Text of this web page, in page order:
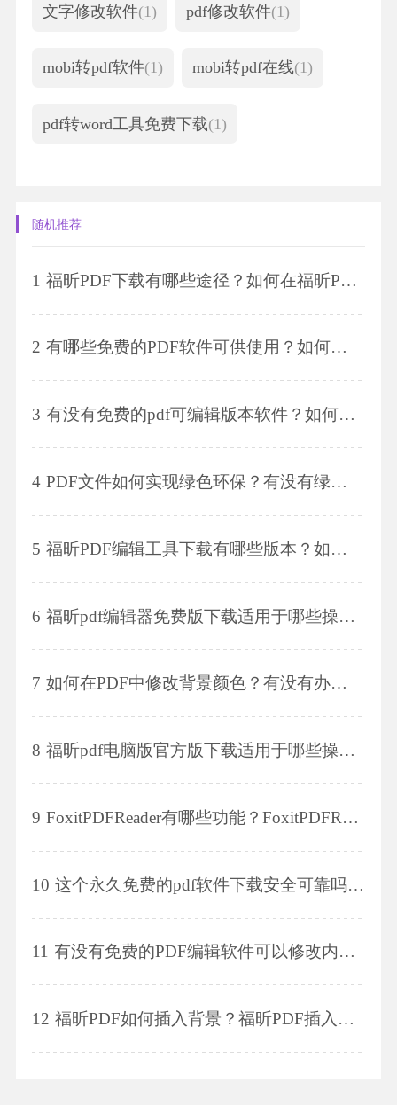
文字修改软件(1) pdf修改软件(1)
mobi转pdf软件(1) mobi转pdf在线(1)
pdf转word工具免费下载(1)
随机推荐
1 福昕PDF下载有哪些途径？如何在福昕PDF下载中选择合适的版本？
2 有哪些免费的PDF软件可供使用？如何找到免费的PDF软件？
3 有没有免费的pdf可编辑版本软件？如何将pdf文件转换为可编辑版本？
4 PDF文件如何实现绿色环保？有没有绿色的PDF阅读器推荐？
5 福昕PDF编辑工具下载有哪些版本？如何免费下载福昕PDF编辑工具？
6 福昕pdf编辑器免费版下载适用于哪些操作系统？福昕pdf编辑器免费版下载需要提供个人信息吗？
7 如何在PDF中修改背景颜色？有没有办法改变PDF的背景颜色？
8 福昕pdf电脑版官方版下载适用于哪些操作系统？福昕pdf电脑版官方版下载需要付费吗？
9 FoxitPDFReader有哪些功能？FoxitPDFReader适用于哪些操作系统？
10 这个永久免费的pdf软件下载安全可靠吗？这个永久免费的pdf软件下载有哪些功能？
11 有没有免费的PDF编辑软件可以修改内容？请问有哪些可以免费编辑PDF并修改内容的软件？
12 福昕PDF如何插入背景？福昕PDF插入背景的步骤是什么？